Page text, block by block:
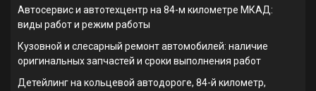
Автосервис и автотехцентр на 84-м километре МКАД:
виды работ и режим работы
Кузовной и слесарный ремонт автомобилей: наличие
оригинальных запчастей и сроки выполнения работ
Детейлинг на кольцевой автодороге, 84-й километр,